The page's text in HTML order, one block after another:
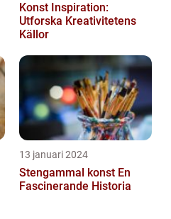
Konst Inspiration:
Utforska Kreativitetens
Källor
13 januari 2024
Stengammal konst En
Fascinerande Historia